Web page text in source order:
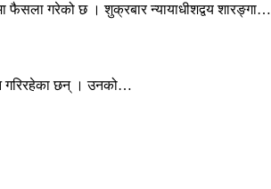
फैसला गरेको छ । शुक्रबार न्यायाधीशद्वय शारङ्गा…
गरिरहेका छन् । उनको…